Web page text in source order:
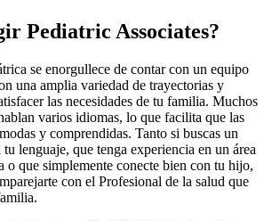
Pediatric Associates?
se enorgullece de contar con un equipo
una amplia variedad de trayectorias y
las necesidades de tu familia. Muchos
varios idiomas, lo que facilita que las
y comprendidas. Tanto si buscas un
lenguaje, que tenga experiencia en un área
o que simplemente conecte bien con tu hijo,
con el Profesional de la salud que